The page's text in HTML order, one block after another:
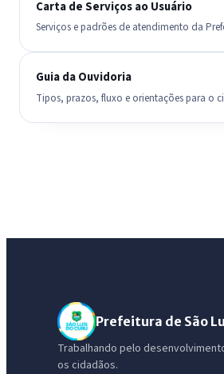
Carta de Serviços ao Usuário
Serviços e padrões de atendimento da
Guia da Ouvidoria
Tipos, prazos, fluxo e orientações para o
Prefeitura de São
Trabalhando pelo
os cidadãos.